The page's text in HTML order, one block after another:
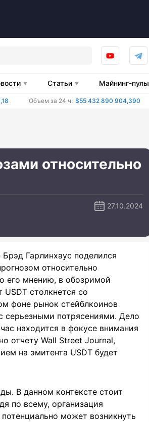
Статьи Майнинг-пулы
Объем за 24 ч: $55 432 890 904,390
относительно
27.10.2024
Брэд Гарлинхаус поделился
относительно
его мнению, в обозримой
USDT столкнется со
фоне рынок стейблкоинов
серьезными потрясениями. Дело
находится в фокусе внимания
отчету Wall Street Journal,
на эмитента USDT будет
В данном контексте стоит
по всему, организация
может возникнуть